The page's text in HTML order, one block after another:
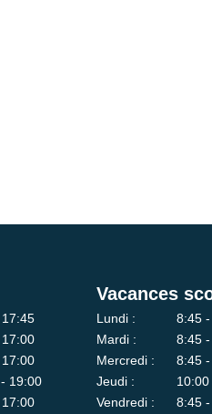
19:00
Vacances
Lundi :
8:45
Mardi :
8:45
Mercredi :
8:45
Jeudi :
Vendredi :
8:45